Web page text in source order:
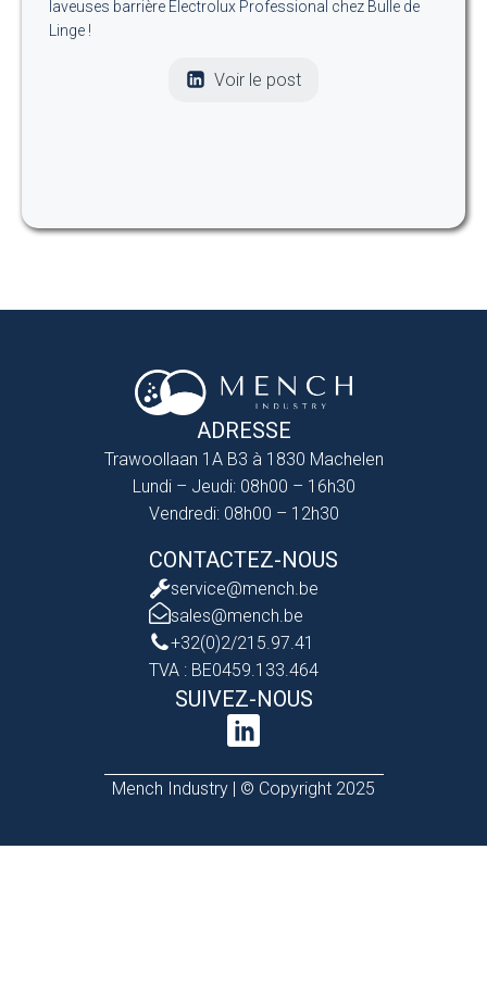
laveuses barrière Electrolux Professional chez Bulle de
Linge !
Voir le post
ADRESSE
Trawoollaan 1A B3 à 1830 Machelen
Lundi – Jeudi: 08h00 – 16h30
Vendredi: 08h00 – 12h30
CONTACTEZ-NOUS
service@mench.be
sales@mench.be
+32(0)2/215.97.41
TVA : BE0459.133.464
SUIVEZ-NOUS
Mench Industry | © Copyright 2025